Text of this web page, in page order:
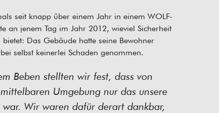
seit knapp über einem Jahr in einem WOLF-
an jenem Tag im Jahr 2012, wieviel Sicherheit
Das Gebäude hatte seine Bewohner
selbst keinerlei Schaden genommen.
Beben stellten wir fest, dass von
Umgebung nur das unsere
war. Wir waren dafür derart dankbar,